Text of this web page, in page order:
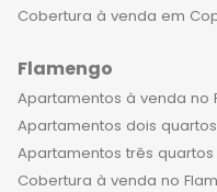
Cobertura à venda em
Flamengo
Apartamentos à venda no
Apartamentos dois
Apartamentos três
Cobertura à venda no